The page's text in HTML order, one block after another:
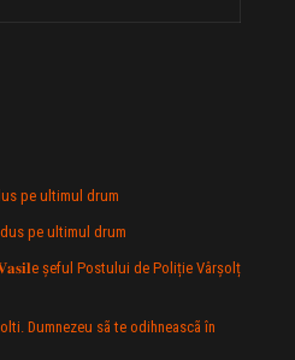
pe ultimul drum
pe ultimul drum
şeful Postului de Poliție Vârșolț
Dumnezeu sã te odihneascã în